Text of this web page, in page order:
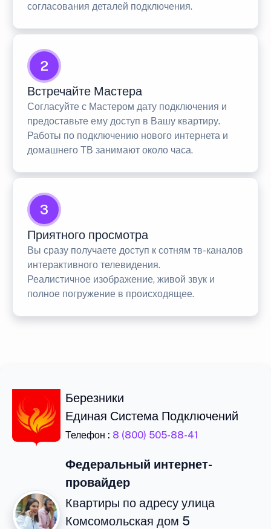
согласования деталей подключения.
2
Встречайте Мастера
Согласуйте с Мастером дату подключения и
предоставьте ему доступ в Вашу квартиру.
Работы по подключению нового интернета и
домашнего ТВ занимают около часа.
3
Приятного просмотра
Вы сразу получаете доступ к сотням тв-каналов
интерактивного телевидения.
Реалистичное изображение, живой звук и
полное погружение в происходящее.
Березники
Единая Система Подключений
Телефон : 8 (800) 505-88-41
Федеральный интернет-
провайдер
Квартиры по адресу улица
Комсомольская дом 5